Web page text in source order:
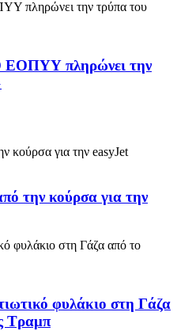
ΕΟΠΥΥ πληρώνει την
την κούρσα για την
φυλάκιο στη Γάζα
Τραμπ